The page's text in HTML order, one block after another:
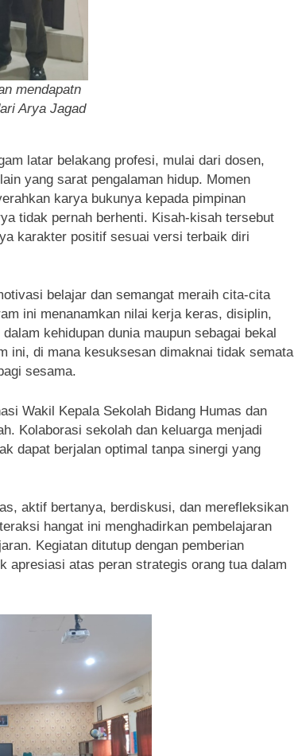
mendapatn
Arya Jagad
latar belakang profesi, mulai dari dosen,
yang sarat pengalaman hidup. Momen
karya bukunya kepada pimpinan
tidak pernah berhenti. Kisah-kisah tersebut
karakter positif sesuai versi terbaik diri
belajar dan semangat meraih cita-cita
ini menanamkan nilai kerja keras, disiplin,
kehidupan dunia maupun sebagai bekal
ini, di mana kesuksesan dimaknai tidak semata
sesama.
Wakil Kepala Sekolah Bidang Humas dan
Kolaborasi sekolah dan keluarga menjadi
dapat berjalan optimal tanpa sinergi yang
aktif bertanya, berdiskusi, dan merefleksikan
hangat ini menghadirkan pembelajaran
Kegiatan ditutup dengan pemberian
apresiasi atas peran strategis orang tua dalam